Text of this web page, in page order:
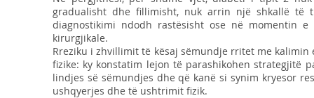
gradualisht dhe fillimisht, nuk arrin një shkallë të
diagnostikimi ndodh rastësisht ose në momentin
kirurgjikale.
Rreziku i zhvillimit të kësaj sëmundje rritet me
fizike: ky konstatim lejon të parashikohen strategjitë
lindjes së sëmundjes dhe që kanë si synim kryesor
ushqyerjes dhe të ushtrimit fizik.